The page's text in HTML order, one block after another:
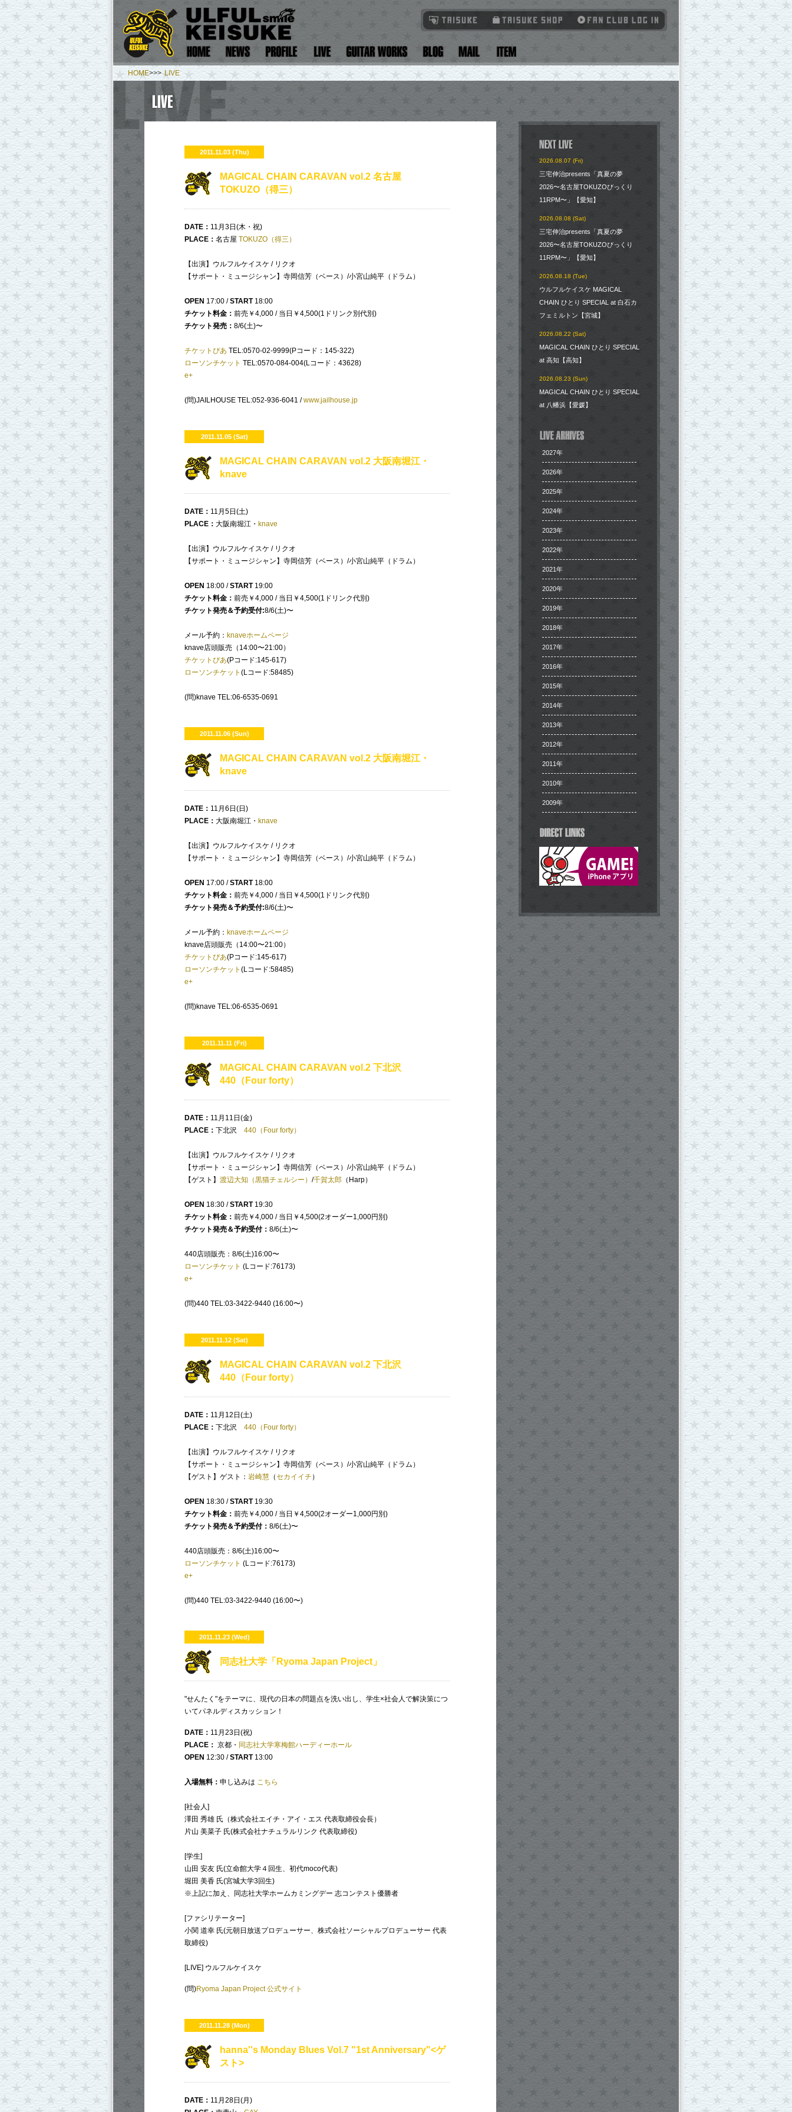
HOME>>> LIVE
2011.11.03 (Thu)
MAGICAL CHAIN CARAVAN vol.2 名古屋
TOKUZO（得三）
DATE ： 11月3日(木・祝)
PLACE ： 名古屋 TOKUZO（得三）
【出演】ウルフルケイスケ / リクオ
【サポート・ミュージシャン】寺岡信芳（ベース）/小宮山純平（ドラム）
OPEN 17:00 /START18:00
チケット料金： 前売￥4,000 / 当日￥4,500(1ドリンク別代別)
チケット発売： 8/6(土)〜
チケットぴあ TEL:0570-02-9999(Pコード：145-322)
ローソンチケット TEL:0570-084-004(Lコード：43628)
e+
(問)JAILHOUSE TEL:052-936-6041 /www.jailhouse.jp
2011.11.05 (Sat)
MAGICAL CHAIN CARAVAN vol.2 大阪南堀江・
knave
DATE ： 11月5日(土)
PLACE ： 大阪南堀江・ knave
【出演】ウルフルケイスケ / リクオ
【サポート・ミュージシャン】寺岡信芳（ベース）/小宮山純平（ドラム）
OPEN 18:00 /START19:00
チケット料金： 前売￥4,000 / 当日￥4,500(1ドリンク代別)
チケット発売＆予約受付:8/6(土)〜
メール予約： knaveホームページ
knave店頭販売（14:00〜21:00）
チケットぴあ(Pコード:145-617)
ローソンチケット (Lコード:58485)
(問)knave TEL:06-6535-0691
2011.11.06 (Sun)
MAGICAL CHAIN CARAVAN vol.2 大阪南堀江・
knave
DATE ： 11月6日(日)
PLACE ： 大阪南堀江・ knave
【出演】ウルフルケイスケ / リクオ
【サポート・ミュージシャン】寺岡信芳（ベース）/小宮山純平（ドラム）
OPEN 17:00 /START18:00
チケット料金： 前売￥4,000 / 当日￥4,500(1ドリンク代別)
チケット発売＆予約受付:8/6(土)〜
メール予約： knaveホームページ
knave店頭販売（14:00〜21:00）
チケットぴあ(Pコード:145-617)
ローソンチケット (Lコード:58485)
e+
(問)knave TEL:06-6535-0691
2011.11.11 (Fri)
MAGICAL CHAIN CARAVAN vol.2 下北沢
440（Four forty）
DATE ： 11月11日(金)
PLACE ： 下北沢 440（Four forty）
【出演】ウルフルケイスケ / リクオ
【サポート・ミュージシャン】寺岡信芳（ベース）/小宮山純平（ドラム）
【ゲスト】 渡辺大知（黒猫チェルシー） /千賀太郎 （Harp）
OPEN 18:30 /START19:30
チケット料金： 前売￥4,000 / 当日￥4,500(2オーダー1,000円別)
チケット発売＆予約受付： 8/6(土)〜
440店頭販売：8/6(土)16:00〜
ローソンチケット (Lコード:76173)
e+
(問)440 TEL:03-3422-9440 (16:00〜)
2011.11.12 (Sat)
MAGICAL CHAIN CARAVAN vol.2 下北沢
440（Four forty）
DATE ： 11月12日(土)
PLACE ： 下北沢 440（Four forty）
【出演】ウルフルケイスケ / リクオ
【サポート・ミュージシャン】寺岡信芳（ベース）/小宮山純平（ドラム）
【ゲスト】ゲスト： 岩崎慧 （セカイイチ ）
OPEN 18:30 /START19:30
チケット料金： 前売￥4,000 / 当日￥4,500(2オーダー1,000円別)
チケット発売＆予約受付： 8/6(土)〜
440店頭販売：8/6(土)16:00〜
ローソンチケット (Lコード:76173)
e+
(問)440 TEL:03-3422-9440 (16:00〜)
2011.11.23 (Wed)
同志社大学「Ryoma Japan Project」
"せんたく"をテーマに、現代の日本の問題点を洗い出し、学生×社会人で解決策につ
いてパネルディスカッション！
DATE： 11月23日(祝)
PLACE： 京都・ 同志社大学寒梅館ハーディーホール
OPEN 12:30 /START13:00
入場無料： 申し込みは こちら
[社会人]
澤田 秀雄 氏（株式会社エイチ・アイ・エス 代表取締役会長）
片山 美菜子 氏(株式会社ナチュラルリンク 代表取締役)
[学生]
山田 安友 氏(立命館大学４回生、初代moco代表)
堀田 美香 氏(宮城大学3回生)
※上記に加え、同志社大学ホームカミングデー 志コンテスト優勝者
[ファシリテーター]
小関 道幸 氏(元朝日放送プロデューサー、株式会社ソーシャルプロデューサー 代表
取締役)
[LIVE] ウルフルケイスケ
(問)Ryoma Japan Project 公式サイト
2011.11.28 (Mon)
hanna''s Monday Blues Vol.7 "1st Anniversary"<ゲ
スト>
DATE ： 11月28日(月)
2026.08.07 (Fri)
三宅伸治presents「真夏の夢
2026〜名古屋TOKUZOびっくり
11RPM〜」【愛知】
2026.08.08 (Sat)
三宅伸治presents「真夏の夢
2026〜名古屋TOKUZOびっくり
11RPM〜」【愛知】
2026.08.18 (Tue)
ウルフルケイスケ MAGICAL
CHAIN ひとり SPECIAL at 白石カ
フェミルトン【宮城】
2026.08.22 (Sat)
MAGICAL CHAIN ひとり SPECIAL
at 高知【高知】
2026.08.23 (Sun)
MAGICAL CHAIN ひとり SPECIAL
at 八幡浜【愛媛】
2027年
2026年
2025年
2024年
2023年
2022年
2021年
2020年
2019年
2018年
2017年
2016年
2015年
2014年
2013年
2012年
2011年
2010年
2009年